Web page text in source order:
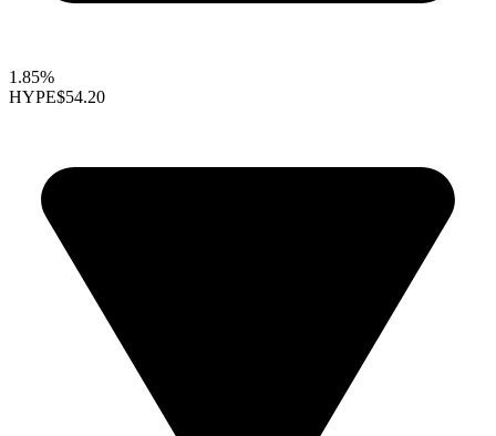
1.85%
HYPE$54.20